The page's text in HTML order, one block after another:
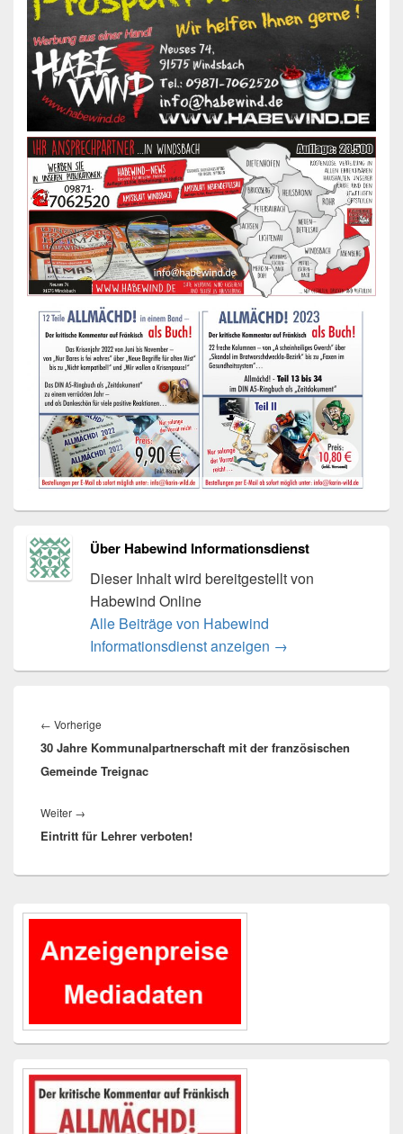
Über Habewind Informationsdienst
Dieser Inhalt wird bereitgestellt von
Habewind Online
Alle Beiträge von Habewind
Informationsdienst anzeigen →
← Vorherige
Beitrag:
30 Jahre Kommunalpartnerschaft mit der französischen
Gemeinde Treignac
Weiter →
Beitrag:
Eintritt für Lehrer verboten!
Primärer
Widgetbereich